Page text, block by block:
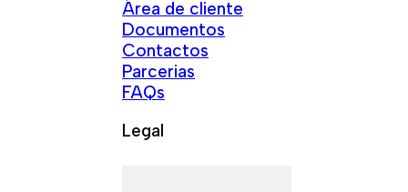
Área de cliente
Documentos
Contactos
Parcerias
FAQs
Legal